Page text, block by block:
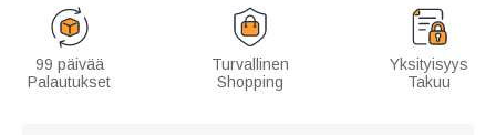
99 päivää
Palautukset
Turvallinen
Shopping
Yksityisyys
Takuu